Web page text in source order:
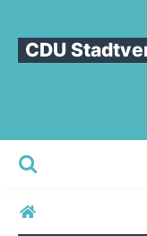
CDU
Sie sind